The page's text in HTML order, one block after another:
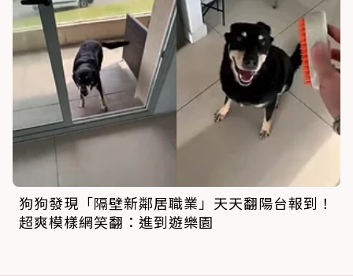
狗狗發現「隔壁新鄰居職業」天天翻陽台報到！
超爽模樣網笑翻：進到遊樂園